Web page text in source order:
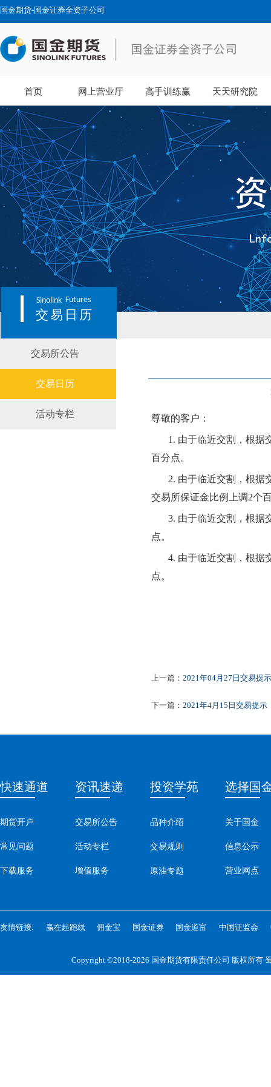
国金期货-国金证券全资子公司
首页 网上营业厅 高手训练赢 天天研究院
Sinolink Futures
交易日历
交易所公告
交易日历
活动专栏 尊敬的客户：
1. 由于临近交割，根据
百分点。
2. 由于临近交割，根据
交易所保证金比例上调2个
3. 由于临近交割，根据
点。
4. 由于临近交割，根据
点。
上一篇： 2021年04月27日交易提示
下一篇： 2021年4月15日交易提示
快速通道
期货开户
常见问题
下载服务
资讯速递
交易所公告
活动专栏
增值服务
投资学苑
品种介绍
交易规则
原油专题
选择国
关于国金
信息公示
营业网点
友情链接: 赢在起跑线 佣金宝 国金证券 国金道富 中国证监会
Copyright ©2018-2026 国金期货有限责任公司 版权所有